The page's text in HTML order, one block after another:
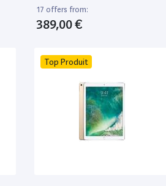
17 offers from:
389,00 €
Top Produit